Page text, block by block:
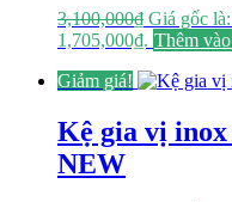
3,100,000₫ Giá gốc
1,705,000₫. Thêm
Giảm giá!
Kệ gia vị inox
NEW